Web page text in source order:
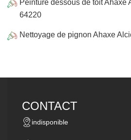
Peinture dessous de toit Ahaxe
64220
Nettoyage de pignon Ahaxe
CONTACT
indisponible